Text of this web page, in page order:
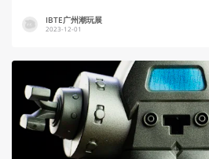
IBTE广州潮玩展
2023-12-01